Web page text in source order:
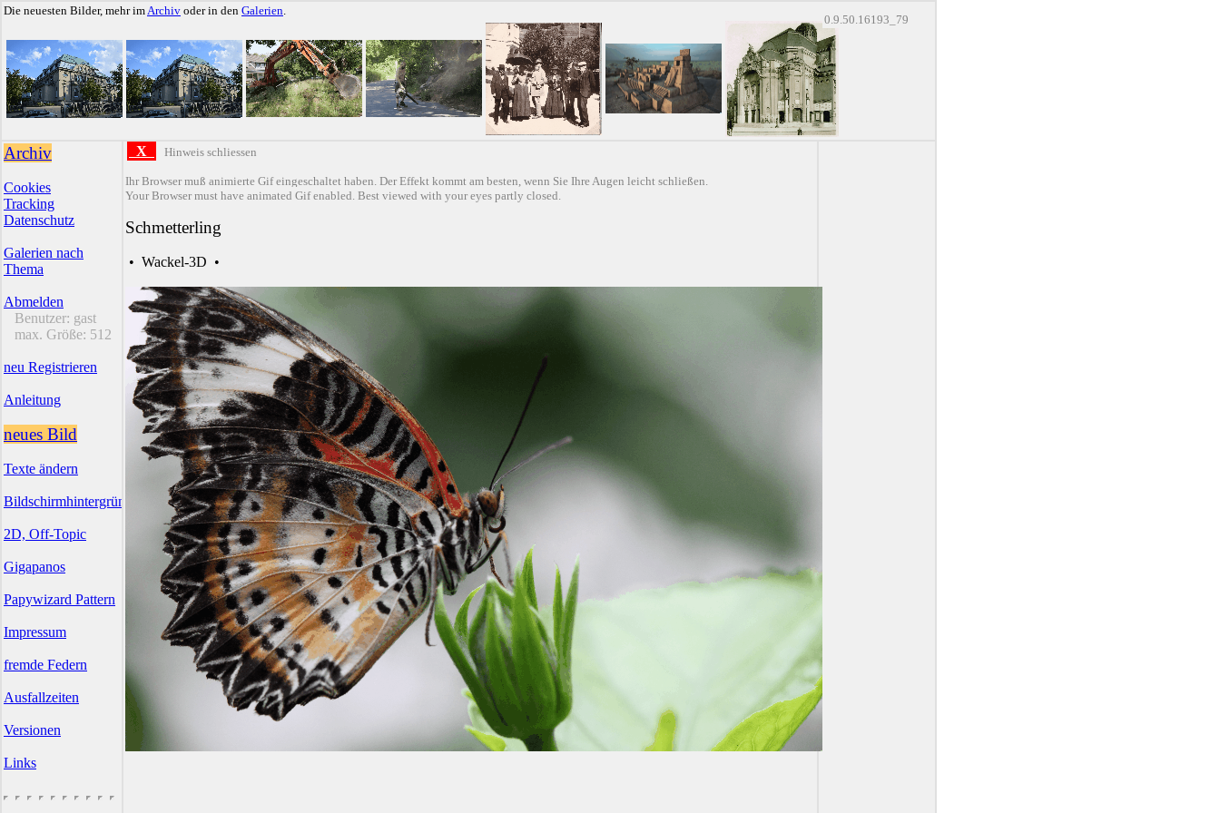
Die neuesten Bilder, mehr imArchiv oder in den Galerien.
0.9.50.16193_79
Archiv
Cookies
Tracking
Datenschutz
Galerien nach
Thema
Abmelden
Benutzer: gast
max. Größe: 512
neu Registrieren
Anleitung
neues Bild
Texte ändern
Bildschirmhintergründe
2D, Off-Topic
Gigapanos
Papywizard Pattern
Impressum
fremde Federn
Ausfallzeiten
Versionen
Links
X Hinweis schliessen
Ihr Browser muß animierte Gif eingeschaltet haben. Der Effekt kommt am besten, wenn Sie Ihre Augen leicht schließen.
Your Browser must have animated Gif enabled. Best viewed with your eyes partly closed.
Schmetterling
• Wackel-3D •